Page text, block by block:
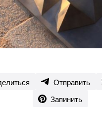
Отправить
Запинить